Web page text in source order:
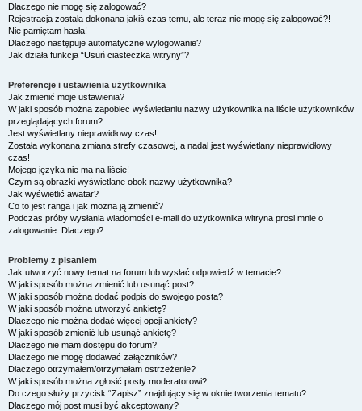
Dlaczego nie mogę się zalogować?
Rejestracja została dokonana jakiś czas temu, ale teraz nie mogę się zalogować?!
Nie pamiętam hasła!
Dlaczego następuje automatyczne wylogowanie?
Jak działa funkcja “Usuń ciasteczka witryny”?
Preferencje i ustawienia użytkownika
Jak zmienić moje ustawienia?
W jaki sposób można zapobiec wyświetlaniu nazwy użytkownika na liście użytkowników
przeglądających forum?
Jest wyświetlany nieprawidłowy czas!
Została wykonana zmiana strefy czasowej, a nadal jest wyświetlany nieprawidłowy
czas!
Mojego języka nie ma na liście!
Czym są obrazki wyświetlane obok nazwy użytkownika?
Jak wyświetlić awatar?
Co to jest ranga i jak można ją zmienić?
Podczas próby wysłania wiadomości e-mail do użytkownika witryna prosi mnie o
zalogowanie. Dlaczego?
Problemy z pisaniem
Jak utworzyć nowy temat na forum lub wysłać odpowiedź w temacie?
W jaki sposób można zmienić lub usunąć post?
W jaki sposób można dodać podpis do swojego posta?
W jaki sposób można utworzyć ankietę?
Dlaczego nie można dodać więcej opcji ankiety?
W jaki sposób zmienić lub usunąć ankietę?
Dlaczego nie mam dostępu do forum?
Dlaczego nie mogę dodawać załączników?
Dlaczego otrzymałem/otrzymałam ostrzeżenie?
W jaki sposób można zgłosić posty moderatorowi?
Do czego służy przycisk “Zapisz” znajdujący się w oknie tworzenia tematu?
Dlaczego mój post musi być akceptowany?